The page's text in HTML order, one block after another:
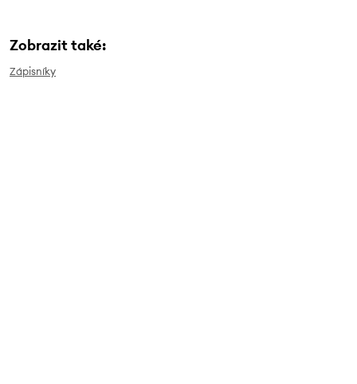
Zobrazit také:
Zápisníky